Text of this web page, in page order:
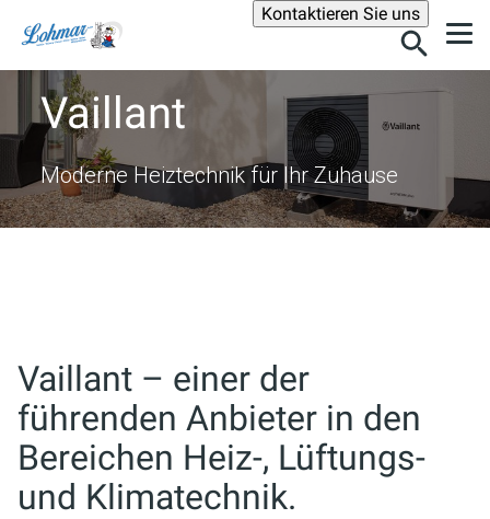
Kontaktieren Sie unsSuche
Vaillant
Moderne Heiztechnik für Ihr Zuhause
Vaillant – einer der
führenden Anbieter in den
Bereichen Heiz-, Lüftungs-
und Klimatechnik.